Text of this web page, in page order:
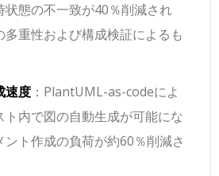
状態の不一致が40％削減され
多重性および構成検証によるも
速度 ：PlantUML-as-codeによ
ト内で図の自動生成が可能にな
ント作成の負荷が約60％削減さ